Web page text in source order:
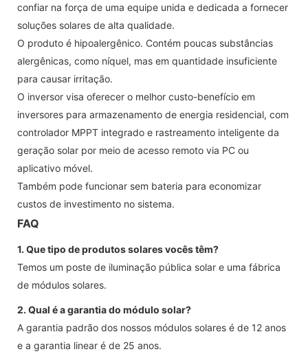
confiar na força de uma equipe unida e dedicada a fornecer
soluções solares de alta qualidade.
O produto é hipoalergênico. Contém poucas substâncias
alergênicas, como níquel, mas em quantidade insuficiente
para causar irritação.
O inversor visa oferecer o melhor custo-benefício em
inversores para armazenamento de energia residencial, com
controlador MPPT integrado e rastreamento inteligente da
geração solar por meio de acesso remoto via PC ou
aplicativo móvel.
Também pode funcionar sem bateria para economizar
custos de investimento no sistema.
FAQ
1. Que tipo de produtos solares vocês têm?
Temos um poste de iluminação pública solar e uma fábrica
de módulos solares.
2. Qual é a garantia do módulo solar?
A garantia padrão dos nossos módulos solares é de 12 anos
e a garantia linear é de 25 anos.